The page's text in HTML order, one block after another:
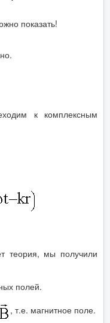
показать!
к комплексным
теория, мы получили
полей.
, т.е. магнитное поле.